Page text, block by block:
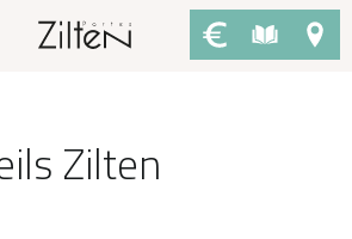
Zilten